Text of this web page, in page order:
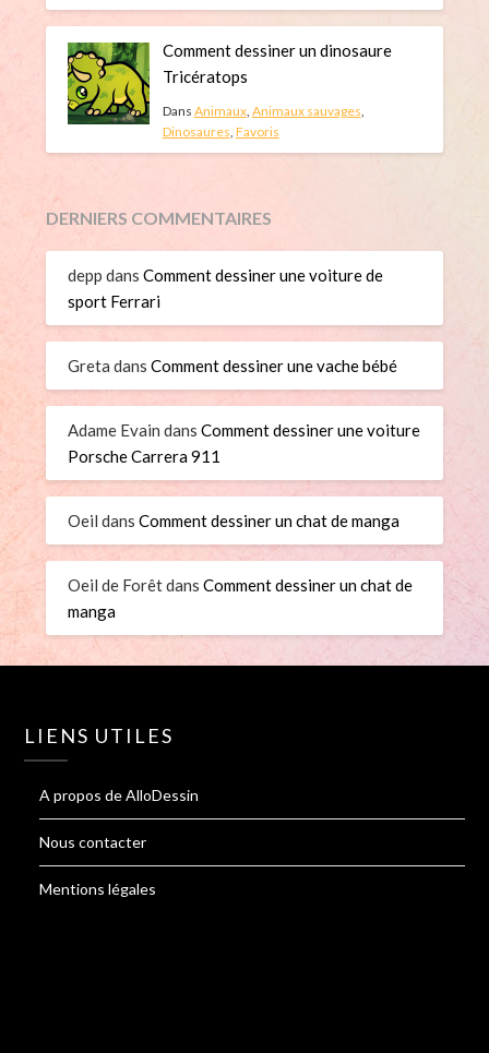
Comment dessiner un dinosaure
Tricératops
Dans Animaux, Animaux sauvages,
Dinosaures, Favoris
DERNIERS COMMENTAIRES
depp dansComment dessiner une voiture de
sport Ferrari
Greta dansComment dessiner une vache bébé
Adame Evain dansComment dessiner une voiture
Porsche Carrera 911
Oeil dansComment dessiner un chat de manga
Oeil de ForêtdansComment dessiner un chat de
manga
LIENS UTILES
A propos de AlloDessin
Nous contacter
Mentions légales